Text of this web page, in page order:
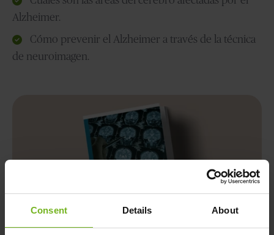
Consent Details About
Alzheimer.
Cómo prevenir el Alzheimer a través de la técnica
de neuroimagen.